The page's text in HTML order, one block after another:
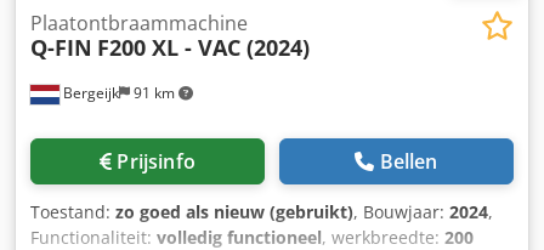
Bergeijk 91 km
Plaatontbraammachine
Q-FIN F200 XL - VAC (2024)
Prijsinfo Bellen
Toestand: zo goed als nieuw (gebruikt), Bouwjaar: 2024,
Functionaliteit: volledig functioneel, werkbreedte: 200